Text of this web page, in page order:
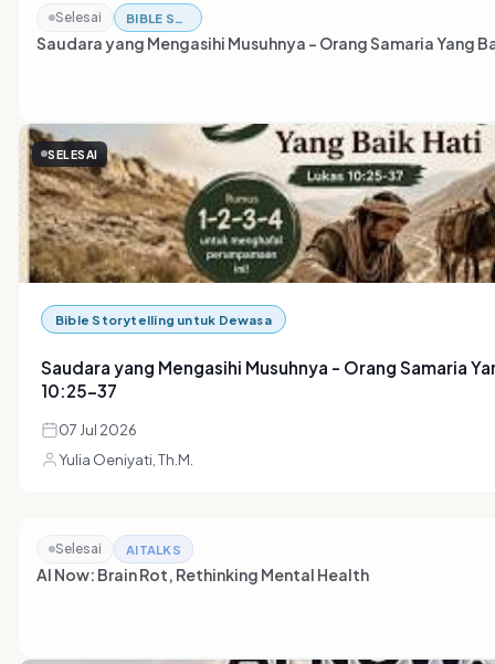
Selesai BIBLE STORYTELLING UNTUK DEWASA
Saudara yang Mengasihi Musuhnya - Orang Samaria Yang
SELESAI
Bible Storytelling untuk Dewasa
Saudara yang Mengasihi Musuhnya - Orang Samaria
10:25-37
07 Jul 2026
Yulia Oeniyati, Th.M.
Selesai AITALKS
AI Now: Brain Rot, Rethinking Mental Health